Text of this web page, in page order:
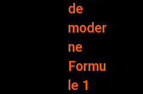
de
moder
ne
Formu
le 1